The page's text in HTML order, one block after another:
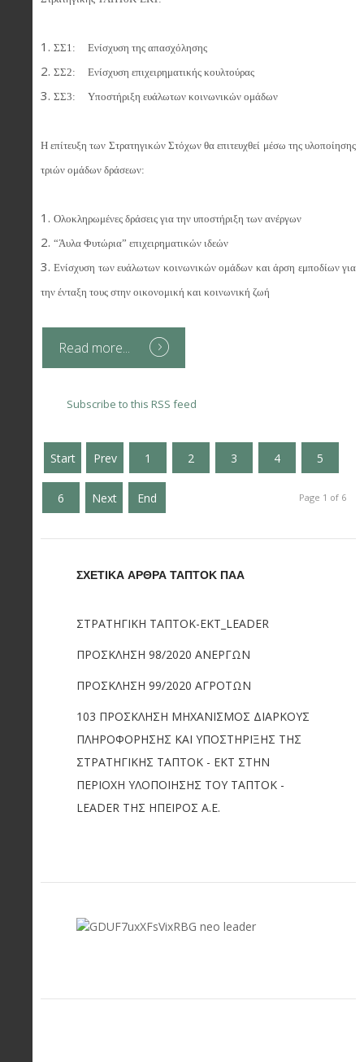
ΣΣ1: Ενίσχυση της απασχόλησης
ΣΣ2: Ενίσχυση επιχειρηματικής κουλτούρας
ΣΣ3: Υποστήριξη ευάλωτων κοινωνικών ομάδων
Η επίτευξη των Στρατηγικών Στόχων θα επιτευχθεί μέσω της υλοποίησης
τριών ομάδων δράσεων:
Ολοκληρωμένες δράσεις για την υποστήριξη των ανέργων
“Άυλα Φυτώρια” επιχειρηματικών ιδεών
Ενίσχυση των ευάλωτων κοινωνικών ομάδων και άρση εμποδίων για
την ένταξη τους στην οικονομική και κοινωνική ζωή
Read more...
Subscribe to this RSS feed
Start Prev 1 2 3 4 5
6 Next End Page 1 of 6
ΣΧΕΤΙΚΑ ΑΡΘΡΑ ΤΑΠΤΟΚ ΠΑΑ
ΣΤΡΑΤΗΓΙΚΗ ΤΑΠΤΟΚ-ΕΚΤ_LEADER
ΠΡΟΣΚΛΗΣΗ 98/2020 ΑΝΕΡΓΩΝ
ΠΡΟΣΚΛΗΣΗ 99/2020 ΑΓΡΟΤΩΝ
103 ΠΡΟΣΚΛΗΣΗ ΜΗΧΑΝΙΣΜΟΣ ΔΙΑΡΚΟΥΣ
ΠΛΗΡΟΦΟΡΗΣΗΣ ΚΑΙ ΥΠΟΣΤΗΡΙΞΗΣ ΤΗΣ
ΣΤΡΑΤΗΓΙΚΗΣ ΤΑΠΤΟΚ - ΕΚΤ ΣΤΗΝ
ΠΕΡΙΟΧΗ ΥΛΟΠΟΙΗΣΗΣ ΤΟΥ ΤΑΠΤΟΚ -
LEADER ΤΗΣ ΗΠΕΙΡΟΣ Α.Ε.